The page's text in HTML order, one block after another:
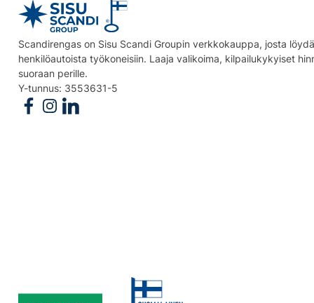
Scandirengas on Sisu Scandi Groupin verkkokauppa, josta
henkilöautoista työkoneisiin. Laaja valikoima, kilpailukykyiset
suoraan perille.
Y-tunnus: 3553631-5
Follow us on Facebook
Follow us on Instagram
Follow us on Linkedin